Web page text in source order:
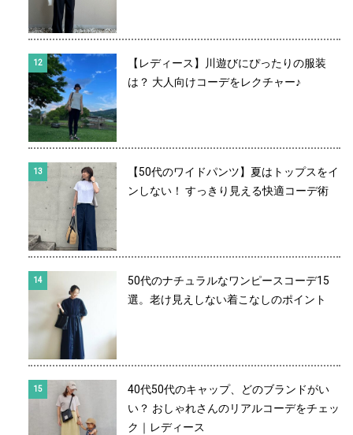
【レディース】川遊びにぴったりの服装
は？ 大人向けコーデをレクチャー♪
【50代のワイドパンツ】夏はトップスをイ
ンしない！ すっきり見える快適コーデ術
50代のナチュラルなワンピースコーデ15
選。老け見えしない着こなしのポイント
40代50代のキャップ、どのブランドがい
い？ おしゃれさんのリアルコーデをチェッ
ク｜レディース